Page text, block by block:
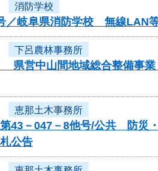
消防学校
／岐阜県消防学校 無線LAN
下呂農林事務所
県営中山間地域総合整備事
恵那土木事務所
第43－047－8他号/公共 防災
公告